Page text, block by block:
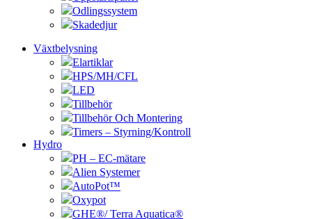
Odlingssystem
Skadedjur
Växtbelysning
Elartiklar
HPS/MH/CFL
LED
Tillbehör
Tillbehör Och Montering
Timers – Styrning/Kontroll
Hydro
PH – EC-mätare
Alien Systemer
AutoPot™
Oxypot
GHE®/ Terra Aquatica®